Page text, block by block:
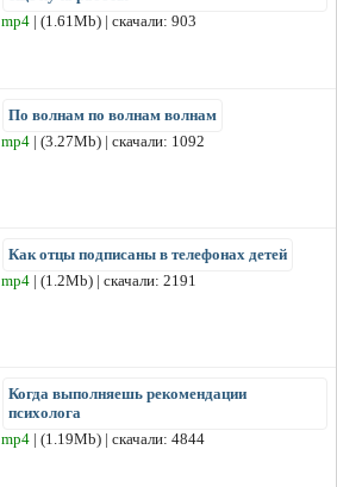
mp4 | (1.61Mb) | скачали: 903
По волнам по волнам волнам
mp4 | (3.27Mb) | скачали: 1092
Как отцы подписаны в телефонах детей
mp4 | (1.2Mb) | скачали: 2191
Когда выполняешь рекомендации
психолога
mp4 | (1.19Mb) | скачали: 4844